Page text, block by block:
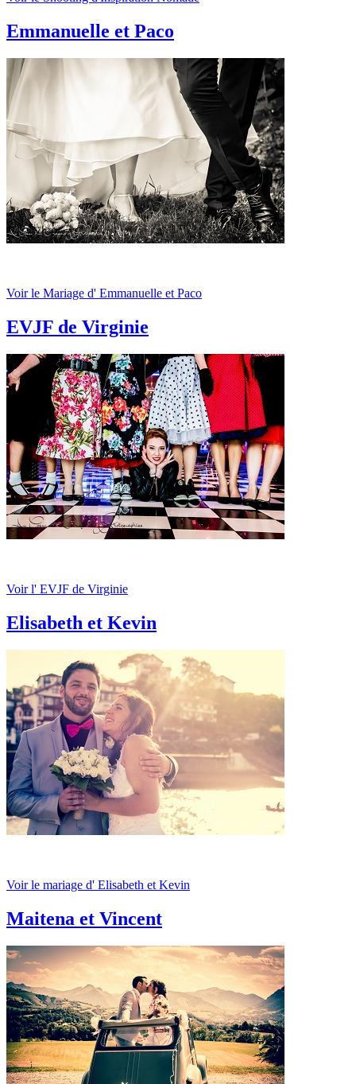
Emmanuelle et Paco
Voir le Mariage d' Emmanuelle et Paco
EVJF de Virginie
Voir l' EVJF de Virginie
Elisabeth et Kevin
Voir le mariage d' Elisabeth et Kevin
Maitena et Vincent